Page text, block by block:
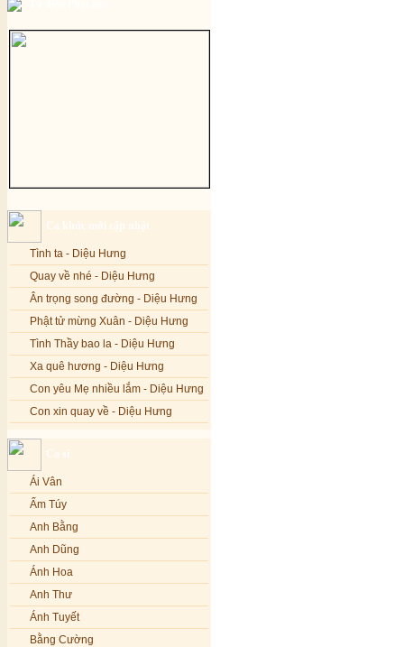
Ca khúc mới cập nhật
Tình ta - Diệu Hưng
Quay về nhé - Diệu Hưng
Ân trọng song đường - Diệu Hưng
Phật tử mừng Xuân - Diệu Hưng
Tình Thầy bao la - Diệu Hưng
Xa quê hương - Diệu Hưng
Con yêu Mẹ nhiều lắm - Diệu Hưng
Con xin quay về - Diệu Hưng
Nếu xa Phật - Diệu Hưng
Tình Lam - Kim Khánh & Hoàng
Vĩnh
Xin cho con niềm tin - Kim Linh
Quán Âm Mẹ hiền - Kim Linh
Nhạc niệm Nam Mô A Di Đà Phật -
Kim Linh
Mẹ Từ Bi - Kim Linh
12 Lời nguyện của Bồ tát Quán Thế
Âm - Kim Linh
Ca sĩ
Ái Vân
Ẩm Túy
Anh Bằng
Anh Dũng
Ánh Hoa
Anh Thư
Ánh Tuyết
Bằng Cường